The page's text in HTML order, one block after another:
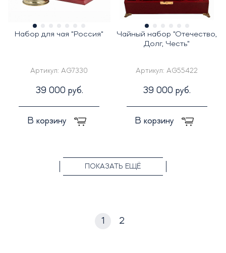
Набор для чая "Россия"
Артикул:AG7330
39 000 руб.
В корзину
Чайный набор "Отечество,
Долг, Честь"
Артикул:AG55422
39 000 руб.
В корзину
ПОКАЗАТЬ ЕЩЁ
1 2